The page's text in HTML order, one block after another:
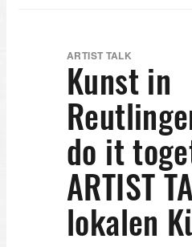
ARTIST TALK
Kunst in
do it
ARTIST
lokalen